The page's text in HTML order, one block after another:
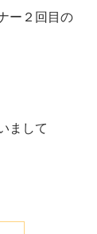
ー２回目の
まして